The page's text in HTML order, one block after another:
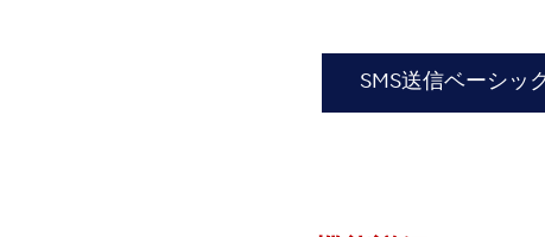
SMS送信ベーシッ